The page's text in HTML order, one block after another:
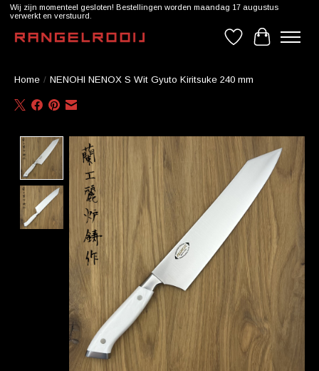
Wij zijn momenteel gesloten! Bestellingen worden maandag 17 augustus
verwerkt en verstuurd.
Verlanglijst
Home / NENOHI NENOX S Wit Gyuto Kiritsuke 240 mm
Product image slideshow Items